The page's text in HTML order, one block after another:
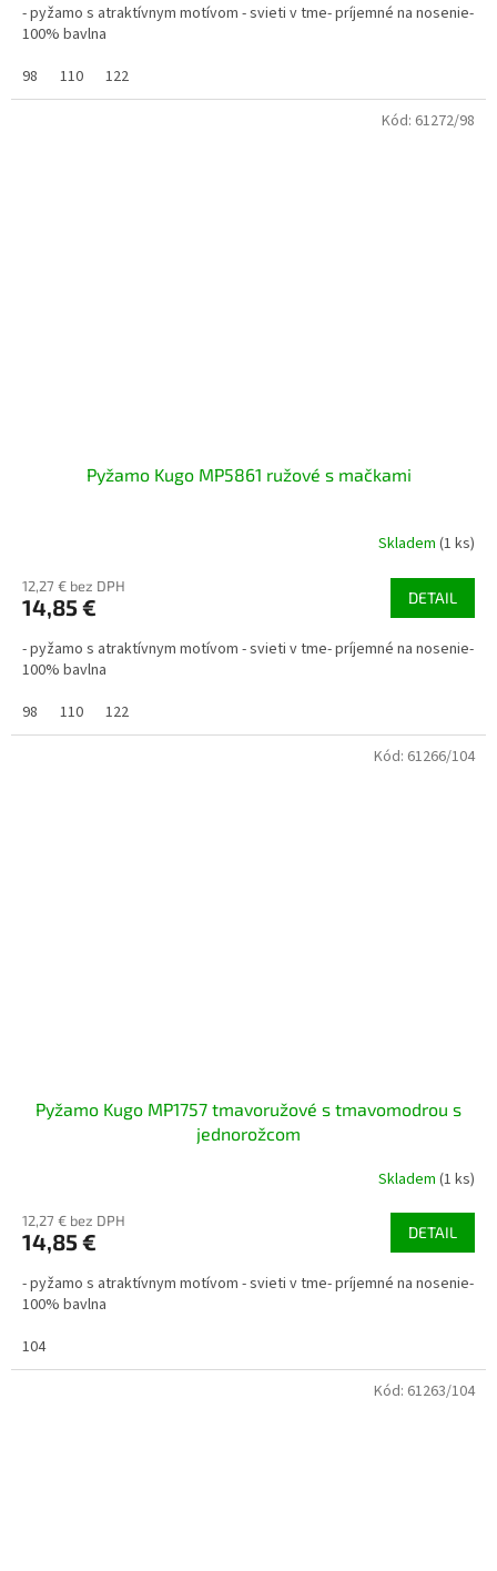
- pyžamo s atraktívnym motívom - svieti v tme- príjemné na nosenie-
100% bavlna
98
110 122
Pyžamo Kugo MP5861 ružové s mačkami
Skladem (1 ks)
12,27 € bez DPH
14,85 € DETAIL
- pyžamo s atraktívnym motívom - svieti v tme- príjemné na nosenie-
100% bavlna
98
110 122
Kód: 61272/98
Pyžamo Kugo MP1757 tmavoružové s tmavomodrou s
jednorožcom
Skladem (1 ks)
12,27 € bez DPH
14,85 € DETAIL
- pyžamo s atraktívnym motívom - svieti v tme- príjemné na nosenie-
100% bavlna
104
Kód: 61266/104
Kód: 61263/104